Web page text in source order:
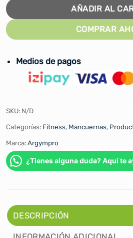
AÑADIR AL
COMPRAR
Medios de pagos
SKU: N/D
Categorías: Fitness, Mancuernas,
Marca:Argympro
¿Tienes alguna duda? Aquí te
DESCRIPCIÓN